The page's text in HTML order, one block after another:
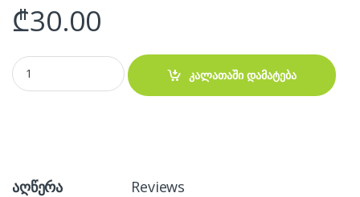
₾30.00
Speaker PHILIPS SPA3208 - დინამიკი quantity
კალათაში დამატება
აღწერა Reviews